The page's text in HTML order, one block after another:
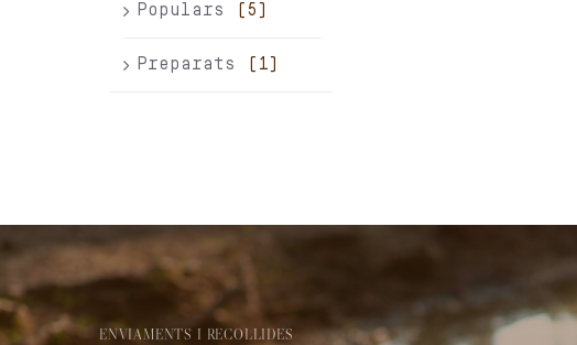
Populars (5)
Preparats (1)
ENVIAMENTS I RECOLLIDES